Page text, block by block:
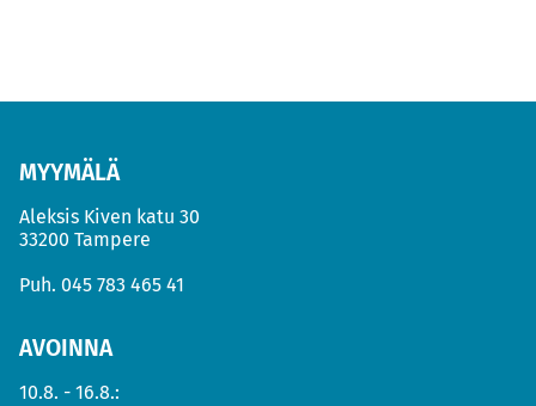
MYYMÄLÄ
Aleksis Kiven katu 30
33200 Tampere
Puh. 045 783 465 41
AVOINNA
10.8. - 16.8.: